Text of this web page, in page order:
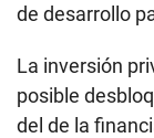
de desarrollo
La inversión
posible
del de la